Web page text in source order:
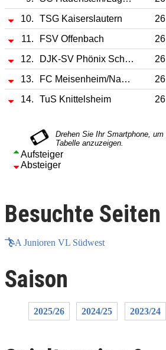
10.
TSG Kaiserslautern 26
11.
FSV Offenbach 26
12.
DJK-SV Phönix Schifferstadt 26
13.
FC Meisenheim/Nahe-Glan 26
14.
TuS Knittelsheim 26
Aufsteiger
Absteiger
Besuchte Seiten
A Junioren VL Südwest
Saison
2025/26 2024/25 2023/24